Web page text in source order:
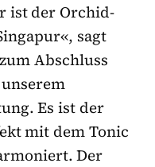
ist der Orchid-
sagt
Abschluss
Es ist der
mit dem Tonic
Der